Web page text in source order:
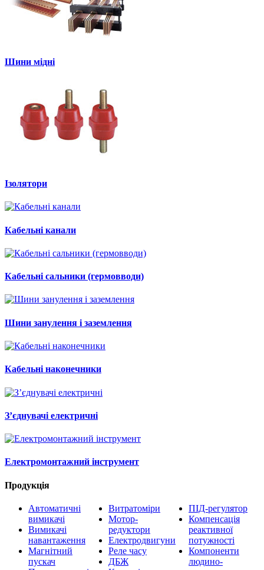
Шини мідні
Ізолятори
Кабельні канали
Кабельні сальники (гермовводи)
Шини занулення і заземлення
Кабельні наконечники
З’єднувачі електричні
Електромонтажний інструмент
Продукція
Автоматичні
вимикачі
Вимикачі
навантаження
Магнітний
пускач
Витратоміри
Мотор-
редуктори
Електродвигуни
Реле часу
ДБЖ
ПІД-регулятор
Компенсація
реактивної
потужності
Компоненти
людино-